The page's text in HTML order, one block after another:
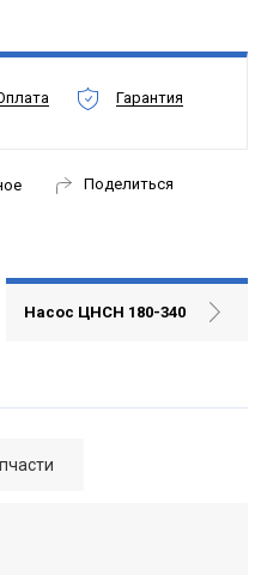
Гарантия
Поделиться
Насос ЦНСН 180-340